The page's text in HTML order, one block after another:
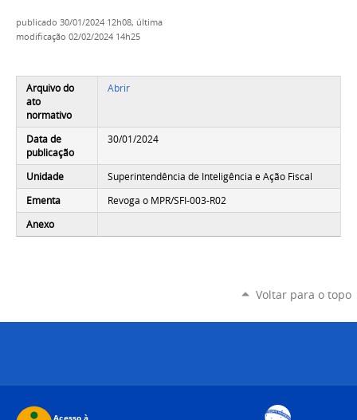
publicado 30/01/2024 12h08, última
modificação 02/02/2024 14h25
Arquivo do
ato
normativo
Abrir
Data de
publicação
30/01/2024
Unidade
Superintendência de Inteligência e Ação Fiscal
Ementa
Revoga o MPR/SFI-003-R02
Anexo
Voltar para o topo